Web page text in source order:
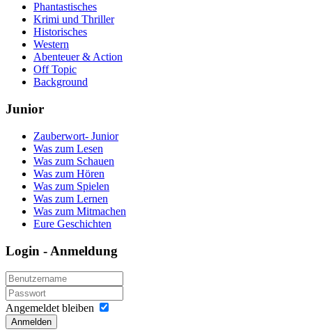
Phantastisches
Krimi und Thriller
Historisches
Western
Abenteuer & Action
Off Topic
Background
Junior
Zauberwort- Junior
Was zum Lesen
Was zum Schauen
Was zum Hören
Was zum Spielen
Was zum Lernen
Was zum Mitmachen
Eure Geschichten
Login - Anmeldung
Angemeldet bleiben
Anmelden